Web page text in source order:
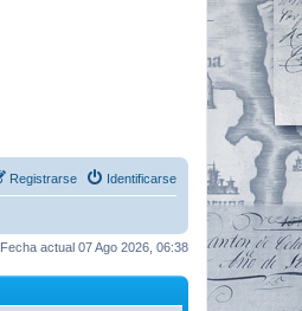
Identificarse
Registrarse
Fecha actual 07 Ago 2026, 06:38